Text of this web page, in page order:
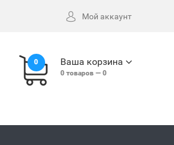
Мой аккаунт
0 Ваша корзина
0 товаров — 0